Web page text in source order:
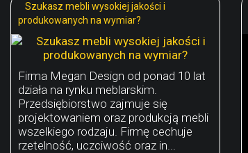
Szukasz mebli wysokiej jakości i
produkowanych na wymiar?
Firma Megan Design od ponad 10 lat
działa na rynku meblarskim.
Przedsiębiorstwo zajmuje się
projektowaniem oraz produkcją mebli
wszelkiego rodzaju. Firmę cechuje
rzetelność, uczciwość oraz in...